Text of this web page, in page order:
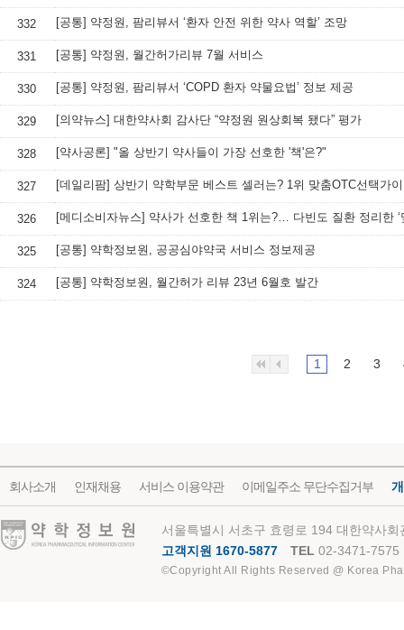
332 [공통] 약정원, 팜리뷰서 ‘환자 안전 위한 약사 역할’ 조망
331 [공통] 약정원, 월간허가리뷰 7월 서비스
330 [공통] 약정원, 팜리뷰서 ‘COPD 환자 약물요법’ 정보 제공
329 [의약뉴스] 대한약사회 감사단 “약정원 원상회복 됐다” 평가
328 [약사공론] "올 상반기 약사들이 가장 선호한 '책'은?"
327 [데일리팜] 상반기 약학부문 베스트 셀러는? 1위 맞춤OTC선택가
326
325 [공통] 약학정보원, 공공심야약국 서비스 정보제공
324 [공통] 약학정보원, 월간허가 리뷰 23년 6월호 발간
1 2 3
회사소개 인재채용 서비스 이용약관 이메일주소 무단수집거부
약학정보원
서울특별시 서초구 효령로 194 대한약사
고객지원 1670-5877
TEL 02-3471-7575
©Copyright All Rights Reserved @ Korea